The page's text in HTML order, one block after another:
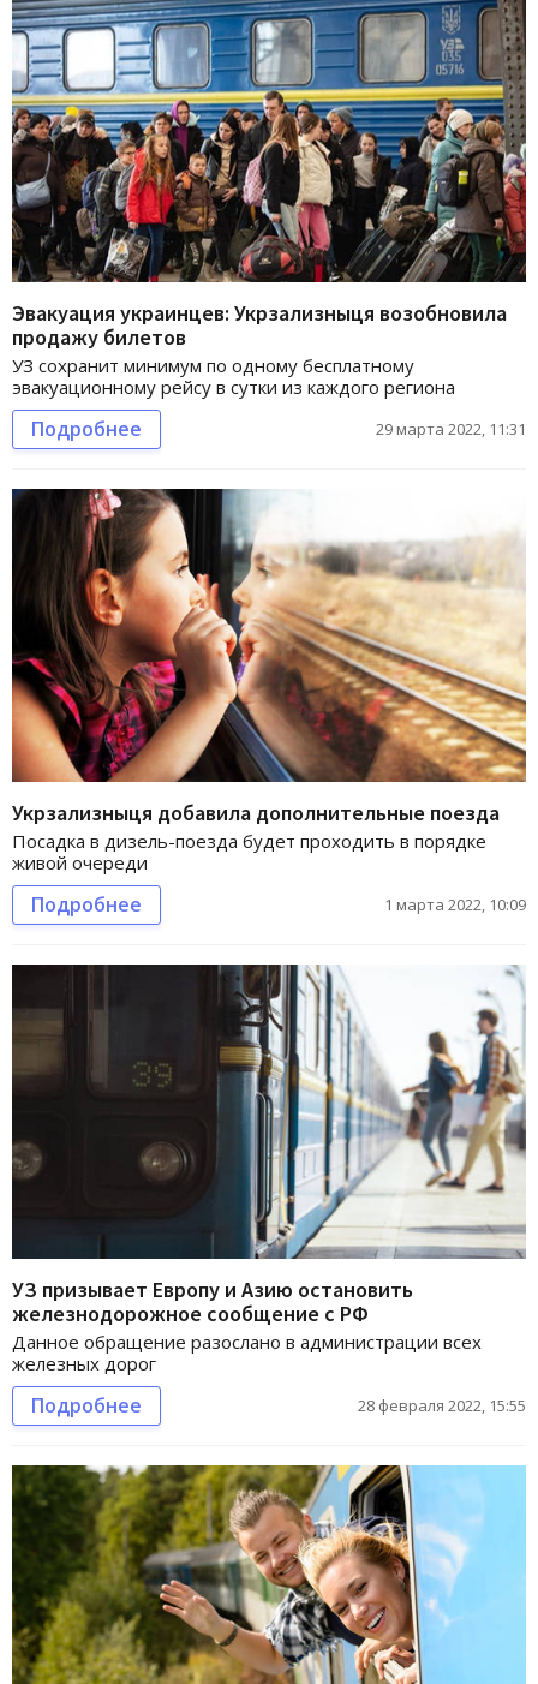
Эвакуация украинцев: Укрзализныця возобновила
продажу билетов
УЗ сохранит минимум по одному бесплатному
эвакуационному рейсу в сутки из каждого региона
Подробнее 29 марта 2022, 11:31
Укрзализныця добавила дополнительные поезда
Посадка в дизель-поезда будет проходить в порядке
живой очереди
Подробнее 1 марта 2022, 10:09
УЗ призывает Европу и Азию остановить
железнодорожное сообщение с РФ
Данное обращение разослано в администрации всех
железных дорог
Подробнее 28 февраля 2022, 15:55